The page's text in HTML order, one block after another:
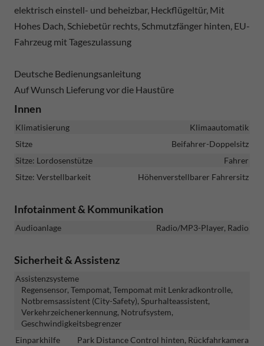
elektrisch einstell- und beheizbar, Heckflügeltür, Mit
Hohes Dach, Schiebetür rechts, Schmutzfänger hinten, EU-
Fahrzeug mit Tageszulassung
Deutsche Bedienungsanleitung
Auf Wunsch Lieferung vor die Haustüre
Innen
Klimatisierung
Klimaautomatik
Sitze
Beifahrer-Doppelsitz
Sitze: Lordosenstütze
Fahrer
Sitze: Verstellbarkeit
Höhenverstellbarer Fahrersitz
Infotainment & Kommunikation
Audioanlage Radio/MP3-Player, Radio
Sicherheit & Assistenz
Assistenzsysteme
Regensensor, Tempomat, Tempomat mit Lenkradkontrolle,
Notbremsassistent (City-Safety), Spurhalteassistent,
Verkehrzeichenerkennung, Notrufsystem,
Geschwindigkeitsbegrenzer
Einparkhilfe
Park Distance Control hinten, Rückfahrkamera